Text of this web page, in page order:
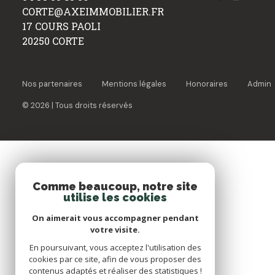
Local
professionnel
ou
Biens
vendus
ou
commercial
agence
Avis
client
CORTE@AXEIMMOBILIER.FR
17 COURS PAOLI
20250 CORTE
Nos partenaires Mentions légales Honoraires Admin
© 2026 | Tous droits réservés
Comme beaucoup, notre site
utilise les cookies
On aimerait vous accompagner pendant
votre visite.
En poursuivant, vous acceptez l'utilisation des
cookies par ce site, afin de vous proposer des
contenus adaptés et réaliser des statistiques !